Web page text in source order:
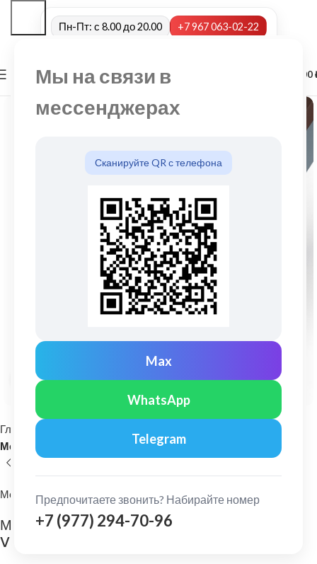
Мы на связи в
мессенджерах
Сканируйте QR с телефона
Max
WhatsApp
Telegram
Предпочитаете звонить? Набирайте номер
+7 (977) 294-70-96
Пн-Пт: с 8.00 до 20.00 +7 967 063-02-22
МЕНЮ 0,00
Нажмите, чтобы увеличить
Главная
Металлочерепица и комплектующие
МеталлПрофиль
МеталлПрофиль: Планка примыкания нижняя
VikingMP E 0,5 мм Ral 8017